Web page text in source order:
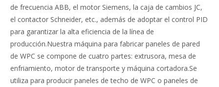
de frecuencia ABB, el motor Siemens, la caja de cambios JC,
el contactor Schneider, etc., además de adoptar el control PID
para garantizar la alta eficiencia de la línea de
producción.Nuestra máquina para fabricar paneles de pared
de WPC se compone de cuatro partes: extrusora, mesa de
enfriamiento, motor de transporte y máquina cortadora.Se
utiliza para producir paneles de techo de WPC o paneles de